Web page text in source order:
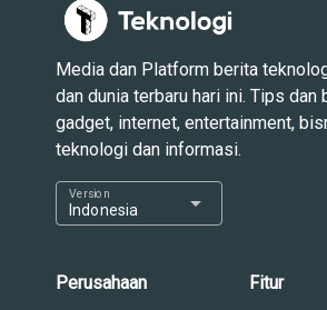
Media dan Platform berita
dan dunia terbaru hari ini. Tips dan
gadget, internet, entertainment,
teknologi dan informasi.
Indonesia
Version arrow_drop_down
Perusahaan Fitur